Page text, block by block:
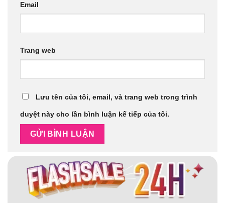
Email
Trang web
Lưu tên của tôi, email, và trang web trong trình
duyệt này cho lần bình luận kế tiếp của tôi.